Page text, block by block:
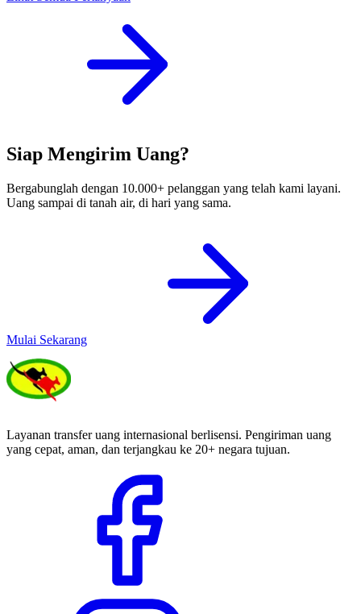
Siap Mengirim Uang?
Bergabunglah dengan 10.000+ pelanggan yang telah kami layani.
Uang sampai di tanah air, di hari yang sama.
Mulai Sekarang
Layanan transfer uang internasional berlisensi. Pengiriman uang
yang cepat, aman, dan terjangkau ke 20+ negara tujuan.